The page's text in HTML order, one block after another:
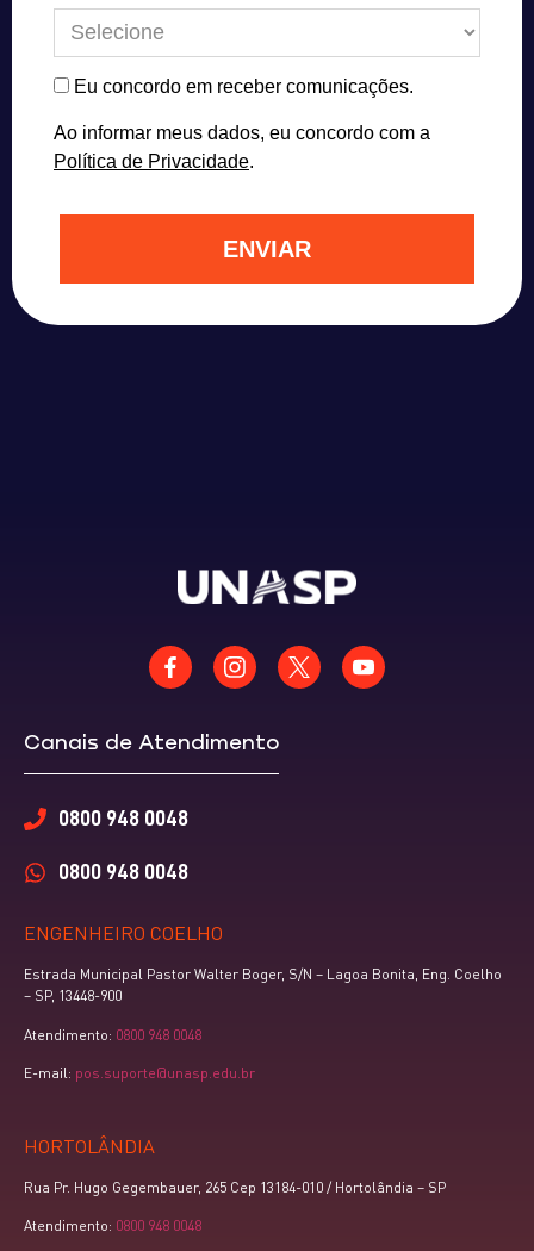
Eu concordo em receber comunicações.
Ao informar meus dados, eu concordo com a
Política de Privacidade.
ENVIAR
ENGENHEIRO COELHO
Estrada Municipal Pastor Walter Boger, S/N – Lagoa Bonita, Eng. Coelho
– SP, 13448-900
Atendimento: 0800 948 0048
E-mail: pos.suporte@unasp.edu.br
HORTOLÂNDIA
Rua Pr. Hugo Gegembauer, 265 Cep 13184-010 / Hortolândia – SP
Atendimento: 0800 948 0048
Canais de Atendimento
0800 948 0048
0800 948 0048